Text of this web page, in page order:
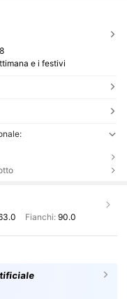
e i festivi
Fianchi: 90.0